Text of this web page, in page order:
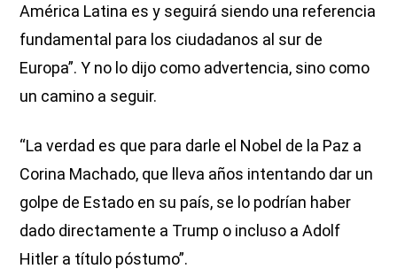
América Latina es y seguirá siendo una referencia
fundamental para los ciudadanos al sur de
Europa”. Y no lo dijo como advertencia, sino como
un camino a seguir.
“La verdad es que para darle el Nobel de la Paz a
Corina Machado, que lleva años intentando dar un
golpe de Estado en su país, se lo podrían haber
dado directamente a Trump o incluso a Adolf
Hitler a título póstumo”.